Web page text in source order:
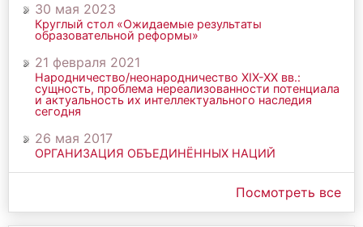
30 мая 2023
Круглый стол «Ожидаемые результаты
образовательной реформы»
21 февраля 2021
Народничество/неонародничество ХIХ-ХХ вв.:
сущность, проблема нереализованности потенциала
и актуальность их интеллектуального наследия
сегодня
26 мая 2017
ОРГАНИЗАЦИЯ ОБЪЕДИНЁННЫХ НАЦИЙ
Посмотреть все